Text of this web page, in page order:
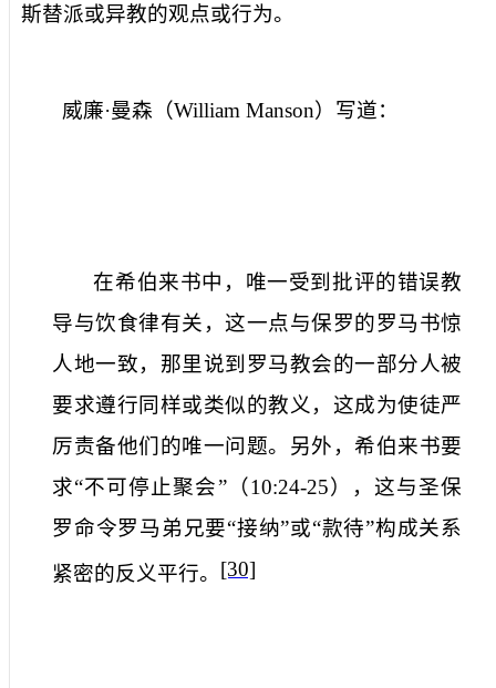
斯替派或异教的观点或行为。
威廉·曼森（William Manson） 写道：
在希伯来书中，唯一受到批评的错误教
导与饮食律有关，这一点与保罗的罗马书惊
人地一致，那里说到罗马教会的一部分人被
要求遵行同样或类似的教义，这成为使徒严
厉责备他们的唯一问题。另外，希伯来书要
求“不可停止聚会”（10:24-25），这与圣保
罗命令罗马弟兄要“接纳”或“款待”构成关系
紧密的反义平行。 [30]